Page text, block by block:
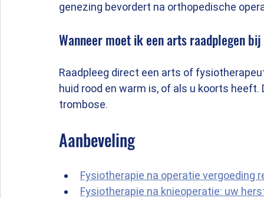
genezing bevordert na orthopedische
Wanneer moet ik een arts raadplegen
Raadpleeg direct een arts of
huid rood en warm is, of als u koorts
trombose.
Aanbeveling
Fysiotherapie na operatie vergoeding
Fysiotherapie na knieoperatie: uw